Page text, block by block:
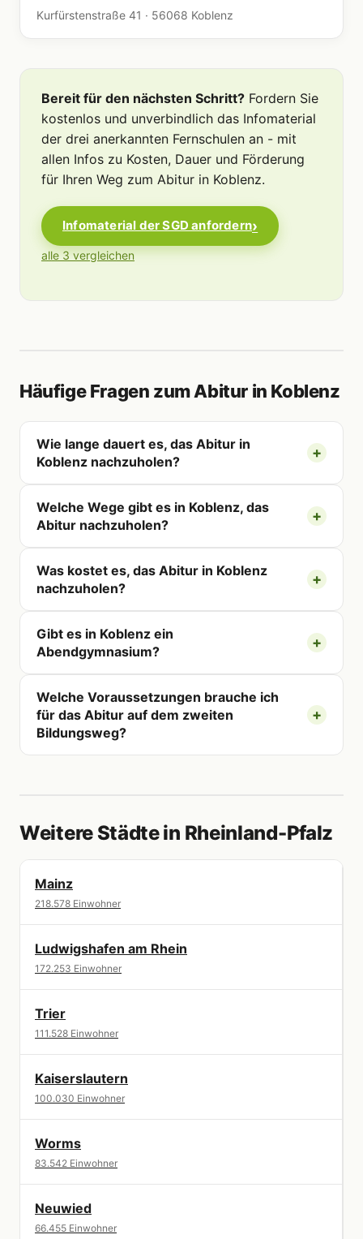
Kurfürstenstraße 41 · 56068 Koblenz
Bereit für den nächsten Schritt? Fordern Sie
kostenlos und unverbindlich das Infomaterial
der drei anerkannten Fernschulen an - mit
allen Infos zu Kosten, Dauer und Förderung
für Ihren Weg zum Abitur in Koblenz.
Infomaterial der SGD anfordern
alle 3 vergleichen
Häufige Fragen zum Abitur in Koblenz
Wie lange dauert es, das Abitur in
Koblenz nachzuholen?
Welche Wege gibt es in Koblenz, das
Abitur nachzuholen?
Was kostet es, das Abitur in Koblenz
nachzuholen?
Gibt es in Koblenz ein
Abendgymnasium?
Welche Voraussetzungen brauche ich
für das Abitur auf dem zweiten
Bildungsweg?
Weitere Städte in Rheinland-Pfalz
Mainz
218.578 Einwohner
Ludwigshafen am Rhein
172.253 Einwohner
Trier
111.528 Einwohner
Kaiserslautern
100.030 Einwohner
Worms
83.542 Einwohner
Neuwied
66.455 Einwohner